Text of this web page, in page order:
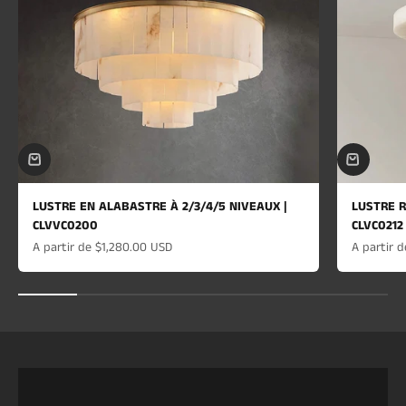
LUSTRE EN ALABASTRE À 2/3/4/5 NIVEAUX |
CLVVC0200
Prix de vente
A partir de $1,280.00 USD
LUSTRE
CLVC0212
Prix de
A partir